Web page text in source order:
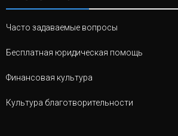
Часто задаваемые вопросы
Бесплатная юридическая помощь
Финансовая культура
Культура благотворительности